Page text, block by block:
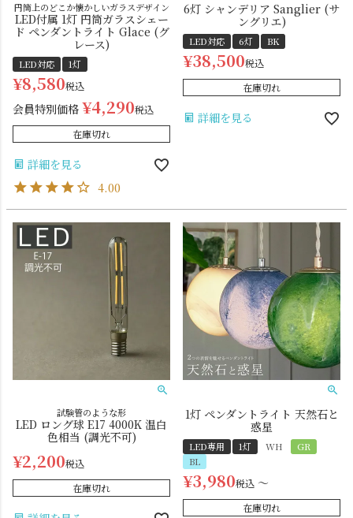
円筒上のどこか懐かしいガラスデザイン
LED付属 1灯 円筒ガラスシェー
ド ペンダントライト Glace (グ
レース)
LED対応 1灯
¥8,580税込
会員特別価格 ¥4,290税込
在庫切れ
詳細を見る
4.00
6灯 シャンデリア Sanglier (サ
ングリエ)
LED対応 6灯 BK
¥38,500税込
在庫切れ
詳細を見る
試験管のような形
LED ロング球 E17 4000K 温白
色相当 (調光不可)
¥2,200税込
在庫切れ
1灯 ペンダントライト 天然石と
惑星
LED専用 1灯 WH
GR
BL
¥3,980税込 〜
在庫切れ